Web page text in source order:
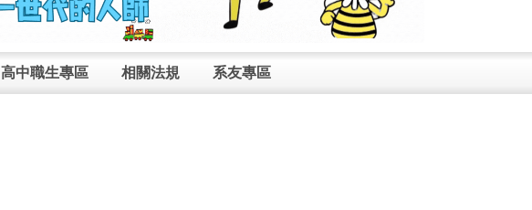
高中職生專區 相關法規 系友專區